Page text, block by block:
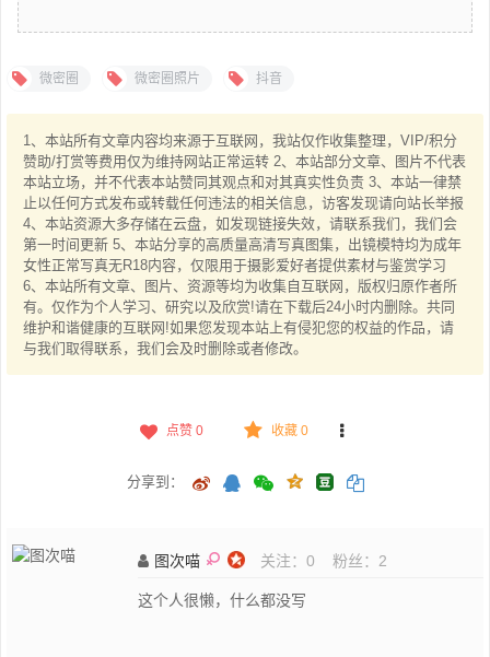
微密圈 微密圈照片 抖音
1、本站所有文章内容均来源于互联网，我站仅作收集整理，VIP/积分
赞助/打赏等费用仅为维持网站正常运转 2、本站部分文章、图片不代表
本站立场，并不代表本站赞同其观点和对其真实性负责 3、本站一律禁
止以任何方式发布或转载任何违法的相关信息，访客发现请向站长举报
4、本站资源大多存储在云盘，如发现链接失效，请联系我们，我们会
第一时间更新 5、本站分享的高质量高清写真图集，出镜模特均为成年
女性正常写真无R18内容，仅限用于摄影爱好者提供素材与鉴赏学习
6、本站所有文章、图片、资源等均为收集自互联网，版权归原作者所
有。仅作为个人学习、研究以及欣赏!请在下载后24小时内删除。共同
维护和谐健康的互联网!如果您发现本站上有侵犯您的权益的作品，请
与我们取得联系，我们会及时删除或者修改。
点赞 0 收藏 0
分享到：
图次喵 关注： 0 粉丝： 2
这个人很懒，什么都没写